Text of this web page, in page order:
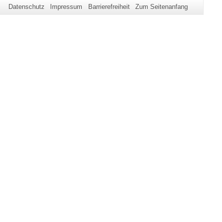
Datenschutz Impressum Barrierefreiheit Zum Seitenanfang